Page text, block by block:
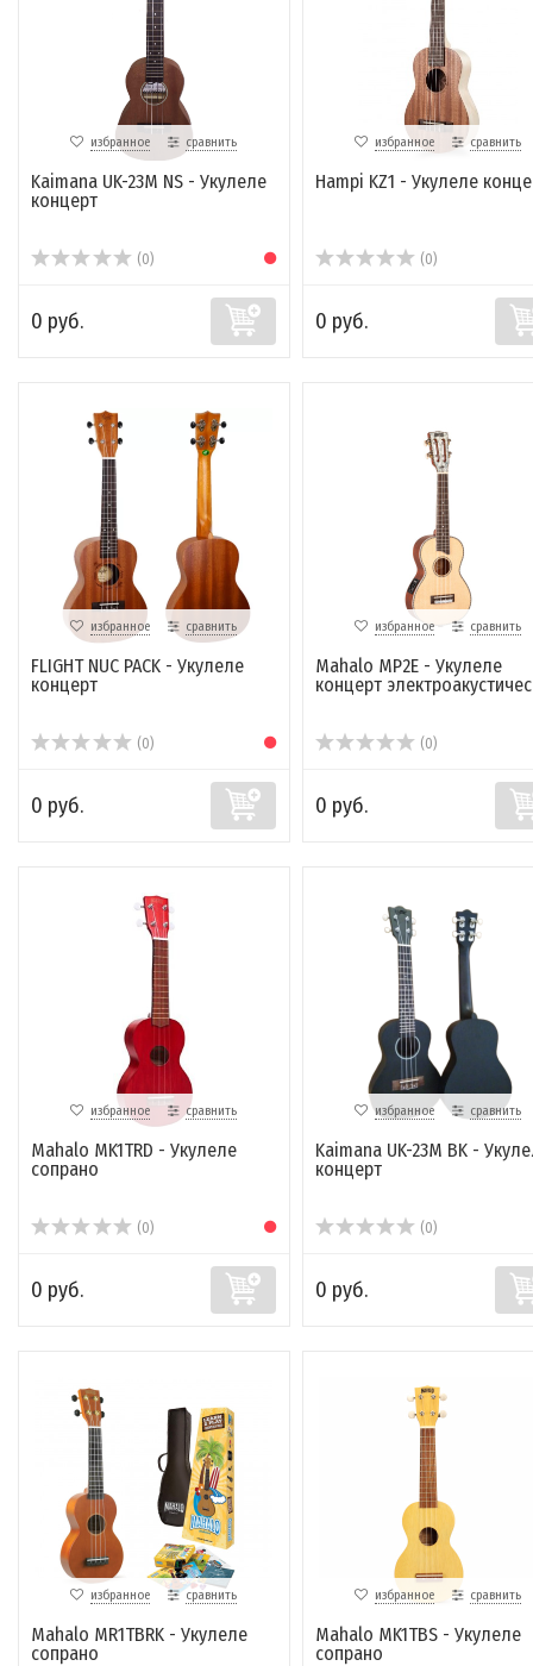
избранное сравнить
Kaimana UK-23M NS - Укулеле
концерт
(0)
0 руб.
избранное сравнить
Hampi KZ1 - Укулеле
(0)
0 руб.
избранное сравнить
FLIGHT NUC PACK - Укулеле
концерт
(0)
0 руб.
избранное сравнить
Mahalo MP2E - Укулеле
концерт
(0)
0 руб.
избранное сравнить
Mahalo MK1TRD - Укулеле
сопрано
(0)
0 руб.
избранное сравнить
Kaimana UK-23M BK -
концерт
(0)
0 руб.
избранное сравнить
Mahalo MR1TBRK - Укулеле
сопрано
избранное сравнить
Mahalo MK1TBS - Укулеле
сопрано